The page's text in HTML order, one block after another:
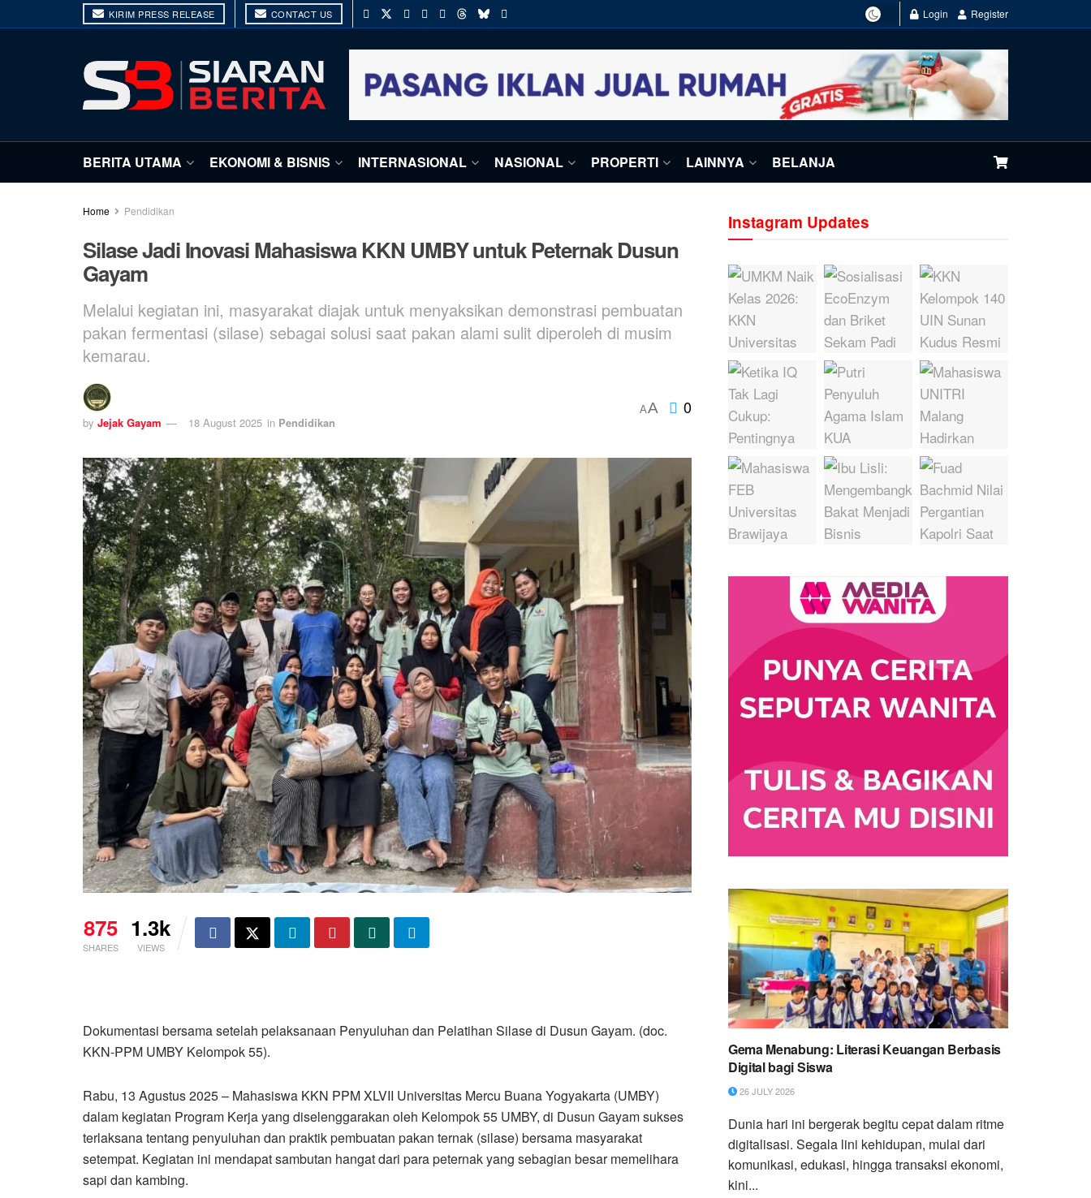
KIRIM PRESS RELEASE CONTACT US Login Register
BERITA UTAMA EKONOMI & BISNIS INTERNASIONAL NASIONAL PROPERTI LAINNYA BELANJA
Home Pendidikan
Silase Jadi Inovasi Mahasiswa KKN UMBY untuk Peternak Dusun
Gayam
Melalui kegiatan ini, masyarakat diajak untuk menyaksikan demonstrasi pembuatan
pakan fermentasi (silase) sebagai solusi saat pakan alami sulit diperoleh di musim
kemarau.
by Jejak Gayam 18 August 2025 in Pendidikan
AA 0
875
SHARES
1.3k
VIEWS
Dokumentasi bersama setelah pelaksanaan Penyuluhan dan Pelatihan Silase di Dusun Gayam. (doc.
KKN-PPM UMBY Kelompok 55).
Rabu, 13 Agustus 2025– Mahasiswa KKN PPM XLVII Universitas Mercu Buana Yogyakarta (UMBY)
dalam kegiatan Program Kerja yang diselenggarakan oleh Kelompok 55 UMBY, di Dusun Gayam sukses
terlaksana tentang penyuluhan dan praktik pembuatan pakan ternak (silase) bersama masyarakat
setempat. Kegiatan ini mendapat sambutan hangat dari para peternak yang sebagian besar memelihara
sapi dan kambing.
Instagram Updates
Gema Menabung: Literasi Keuangan Berbasis
Digital bagi Siswa
26 JULY 2026
Dunia hari ini bergerak begitu cepat dalam ritme
digitalisasi. Segala lini kehidupan, mulai dari
komunikasi, edukasi, hingga transaksi ekonomi,
kini...